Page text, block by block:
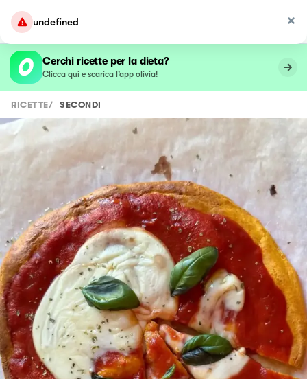
undefined
Cerchi ricette per la dieta?
Clicca qui e scarica l’app olivia!
RICETTE/ SECONDI